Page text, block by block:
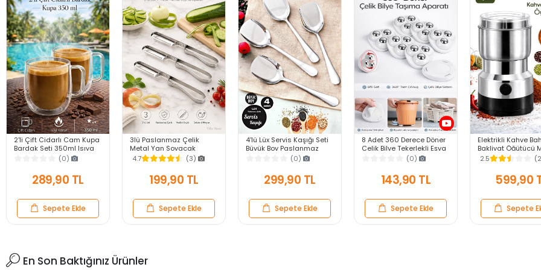
2'li Çift Cidarlı Cam Kupa
Bardak Seti 350ml Isıya
Dayanıklı Espresso
Sunum Kulplu Kahve
Bardağı
(0)
289,90 TL
Sepete Ekle
3lü Paslanmaz Çelik
Metal Yan Soyacak
Patates Sebze Salatalık
Havuç Soyacağı Mutfak
Soyma Aparatı
4.7 (3)
199,90 TL
Sepete Ekle
4'lü Lüx Servis Kaşığı Seti
Büyük Boy Paslanmaz
Çelik Kaşık Salata Yemek
(0)
299,90 TL
Sepete Ekle
8 Adet 360 Derece Döner
Çelik Bilye Tekerlekli Eşya
Yük Taşıma Yapışkanlı
Eşya Kaydırma Aparatı
(0)
143,90 TL
Sepete Ekle
Elektrikli Kahve
Bakliyat Öğütücü
Pirinç Biber Tahıl
Değirmen Gıda
2.5
599,90
Sepete
En Son Baktığınız Ürünler